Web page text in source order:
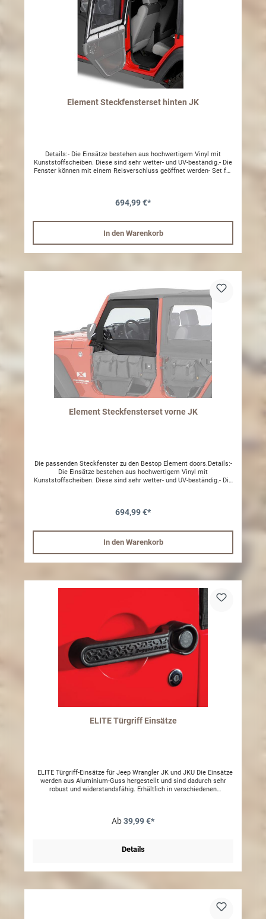
Element Steckfensterset hinten JK
Details:- Die Einsätze bestehen aus hochwertigem Vinyl mit
Kunststoffscheiben. Diese sind sehr wetter- und UV-beständig.- Die
Fenster können mit einem Reisverschluss geöffnet werden- Set für
694,99 €*
In den Warenkorb
Element Steckfensterset vorne JK
Die passenden Steckfenster zu den Bestop Element doors.Details:-
Die Einsätze bestehen aus hochwertigem Vinyl mit
Kunststoffscheiben. Diese sind sehr wetter- und UV-beständig.- Die
enthalten.
694,99 €*
In den Warenkorb
ELITE Türgriff Einsätze
ELITE Türgriff-Einsätze für Jeep Wrangler JK und JKU Die Einsätze
werden aus Aluminium-Guss hergestellt und sind dadurch sehr
robust und widerstandsfähig. Erhältlich in verschiedenen
Ab39,99 €*
Details